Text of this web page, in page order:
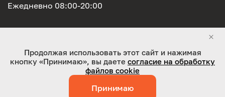
Ежедневно 08:00-20:00
ООО "Оригинал-сервис". Все права защищены 2026
Работает на технологиях:Jaky
Продолжая использовать этот сайт и нажимая
кнопку «Принимаю», вы даете согласие на обработку
файлов cookie
Принимаю